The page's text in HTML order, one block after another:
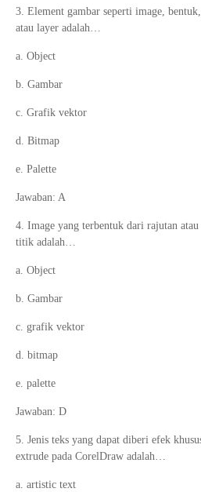
3. Element gambar seperti image,
atau layer adalah…
a. Object
b. Gambar
c. Grafik vektor
d. Bitmap
e. Palette
Jawaban: A
4. Image yang terbentuk dari rajutan
titik adalah…
a. Object
b. Gambar
c. grafik vektor
d. bitmap
e. palette
Jawaban: D
5. Jenis teks yang dapat diberi efek
extrude pada CorelDraw adalah…
a. artistic text